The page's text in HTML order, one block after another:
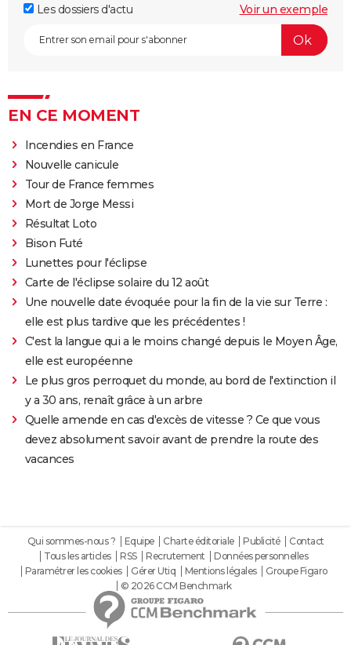
Les dossiers d'actu
Voir un exemple
EN CE MOMENT
Incendies en France
Nouvelle canicule
Tour de France femmes
Mort de Jorge Messi
Résultat Loto
Bison Futé
Lunettes pour l'éclipse
Carte de l'éclipse solaire du 12 août
Une nouvelle date évoquée pour la fin de la vie sur Terre :
elle est plus tardive que les précédentes !
C'est la langue qui a le moins changé depuis le Moyen Âge,
elle est européenne
Le plus gros perroquet du monde, au bord de l'extinction il
y a 30 ans, renaît grâce à un arbre
Quelle amende en cas d'excès de vitesse ? Ce que vous
devez absolument savoir avant de prendre la route des
vacances
Qui sommes-nous ? Equipe Charte éditoriale Publicité
Contact
Tous les articles
RSS Recrutement
Données personnelles
Paramétrer les cookies
Gérer Utiq Mentions légales
Groupe Figaro
© 2026 CCM Benchmark